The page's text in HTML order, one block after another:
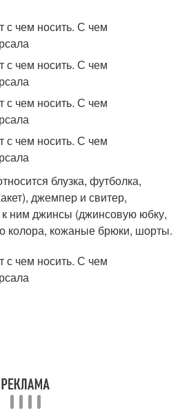
блузка, футболка,
джемпер и свитер,
к ним джинсы (джинсовую юбку,
колора, кожаные брюки, шорты.